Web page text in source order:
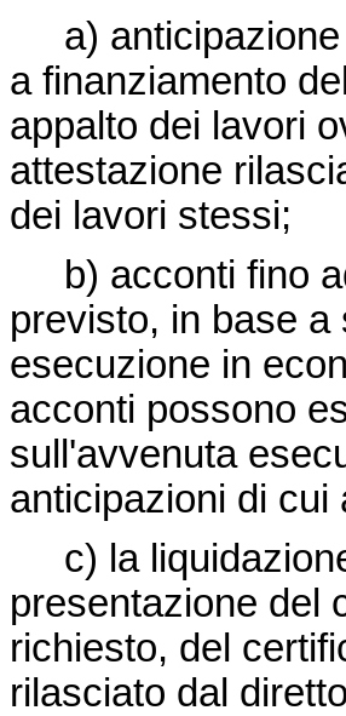
a) anticipazione
a finanziamento
appalto dei lavori
attestazione
dei lavori stessi;
b) acconti fino
previsto, in base
esecuzione in
acconti possono
sull'avvenuta
anticipazioni di cui
c) la
presentazione del
richiesto, del
rilasciato dal